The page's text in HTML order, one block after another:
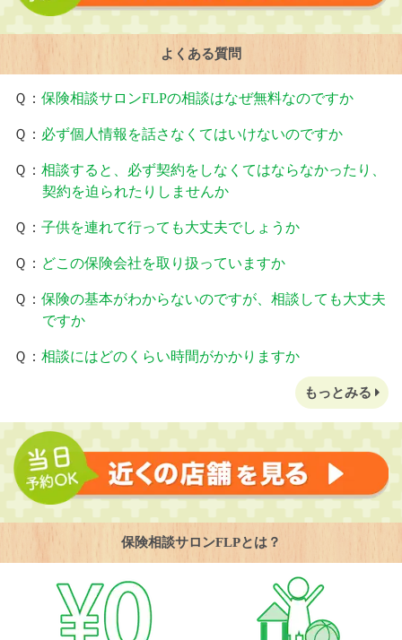
よくある質問
Ｑ： 保険相談サロンFLPの相談はなぜ無料なのですか
Ｑ： 必ず個人情報を話さなくてはいけないのですか
Ｑ： 相談すると、必ず契約をしなくてはならなかったり、
契約を迫られたりしませんか
Ｑ： 子供を連れて行っても大丈夫でしょうか
Ｑ： どこの保険会社を取り扱っていますか
Ｑ： 保険の基本がわからないのですが、相談しても大丈夫
ですか
Ｑ： 相談にはどのくらい時間がかかりますか
もっとみる
保険相談サロンFLPとは？